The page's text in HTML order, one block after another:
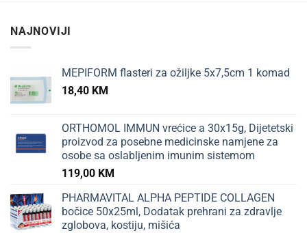
NAJNOVIJI
MEPIFORM flasteri za ožiljke 5x7,5cm 1 komad
18,40 KM
ORTHOMOL IMMUN vrećice a 30x15g, Dijetetski
proizvod za posebne medicinske namjene za
osobe sa oslabljenim imunim sistemom
119,00 KM
PHARMAVITAL ALPHA PEPTIDE COLLAGEN
bočice 50x25ml, Dodatak prehrani za zdravlje
zglobova, kostiju, mišića